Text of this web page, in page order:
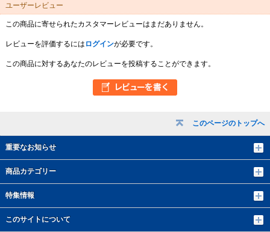
このページのトップへ
重要なお知らせ
商品カテゴリー
特集情報
このサイトについて
ユーザーレビュー
この商品に寄せられたカスタマーレビューはまだありません。
レビューを評価するには ログインが必要です。
この商品に対するあなたのレビューを投稿することができます。